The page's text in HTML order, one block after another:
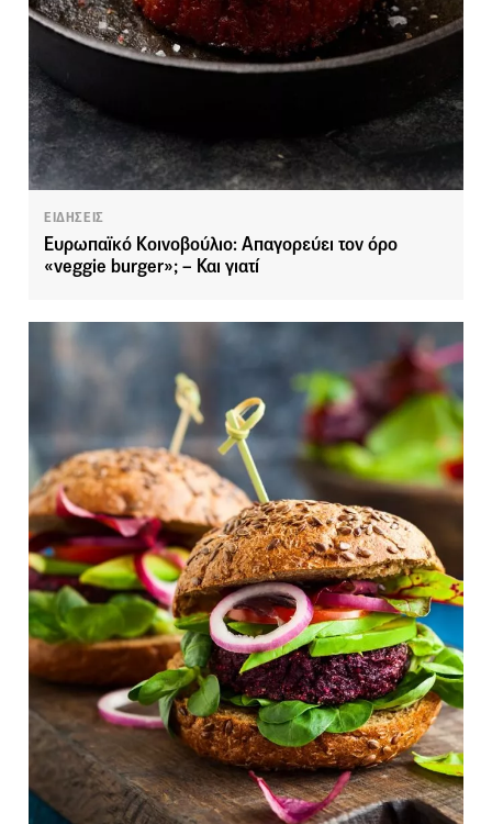
ΕΙΔΗΣΕΙΣ
Ευρωπαϊκό Κοινοβούλιο: Απαγορεύει τον όρο
«veggie burger»; – Και γιατί